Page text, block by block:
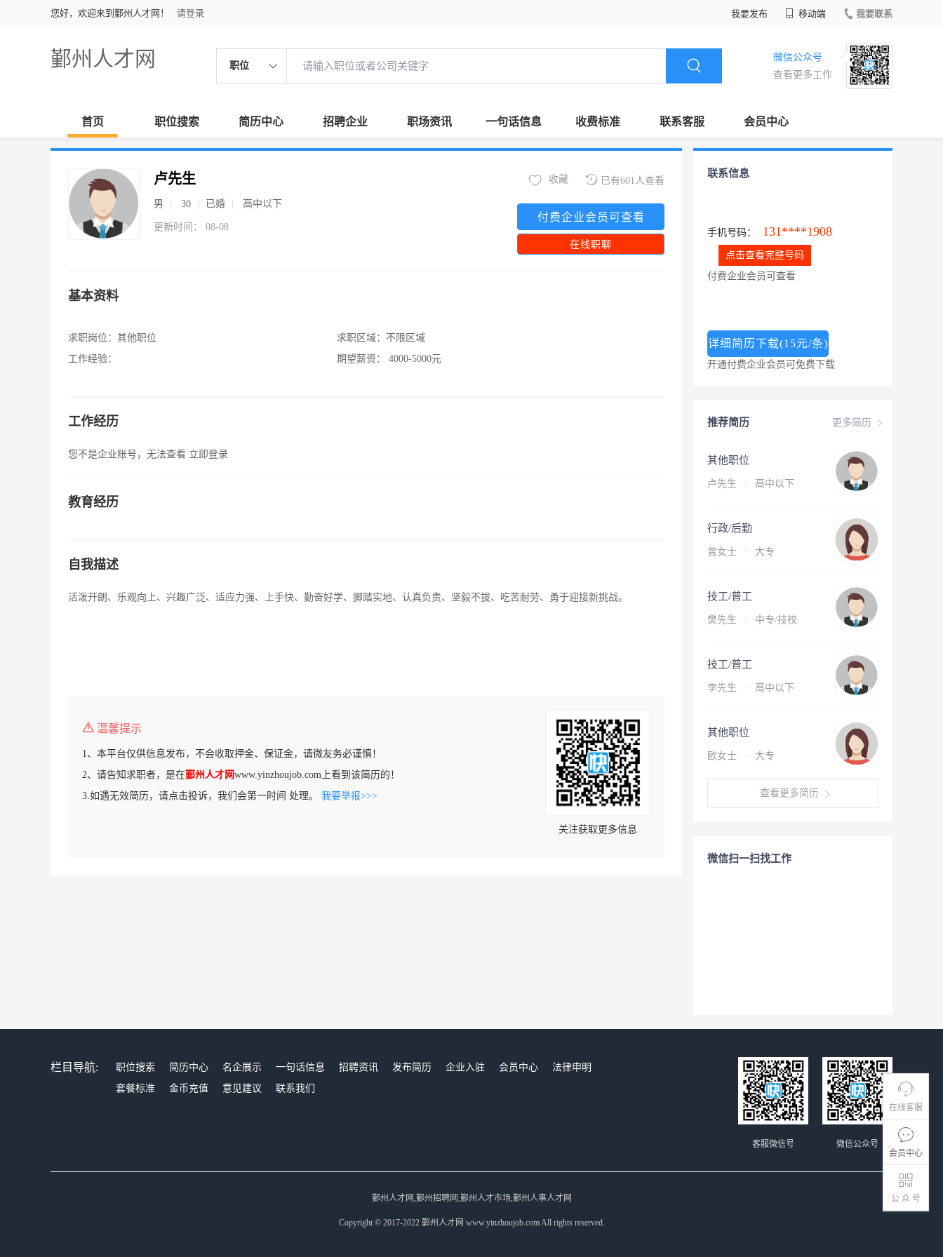
您好，欢迎来到鄞州人才网！ 请登录 我要发布 移动端 我要联系
鄞州人才网 职位
微信公众号
查看更多工作
首页 职位搜索 简历中心 招聘企业 职场资讯 一句话信息 收费标准 联系客服 会员中心
在线客服
会员中心
公 众 号
卢先生
男 30 已婚 高中以下
更新时间： 08-08
已有601人查看
收藏
付费企业会员可查看
在线职聊
基本资料
求职岗位： 其他职位
工作经验：
求职区域： 不限区域
期望薪资：
4000-5000元
工作经历
您不是企业账号，无法查看 立即登录
教育经历
自我描述
活泼开朗、乐观向上、兴趣广泛、适应力强、上手快、勤奋好学、脚踏实地、认真负责、坚毅不拔、吃苦耐劳、勇于迎接新挑战。
温馨提示
1、本平台仅供信息发布，不会收取押金、保证金，请微友务必谨慎！
2、请告知求职者，是在鄞州人才网www.yinzhoujob.com上看到该简历的！
3.如遇无效简历，请点击投诉，我们会第一时间 处理。 我要举报>>>
关注获取更多信息
联系信息
手机号码： 131****1908
点击查看完整号码
付费企业会员可查看
详细简历下载(15元/条)
开通付费企业会员可免费下载
更多简历
推荐简历
其他职位
卢先生 · 高中以下
行政/后勤
曾女士 · 大专
技工/普工
樊先生 · 中专/技校
技工/普工
李先生 · 高中以下
其他职位
欧女士 · 大专
查看更多简历
微信扫一扫找工作
栏目导航: 职位搜索 简历中心 名企展示 一句话信息 招聘资讯 发布简历 企业入驻 会员中心
法律申明
套餐标准
金币充值 意见建议 联系我们
微信公众号
客服微信号
鄞州人才网,鄞州招聘网,鄞州人才市场,鄞州人事人才网
Copyright © 2017-2022 鄞州人才网 www.yinzhoujob.com All rights reserved.